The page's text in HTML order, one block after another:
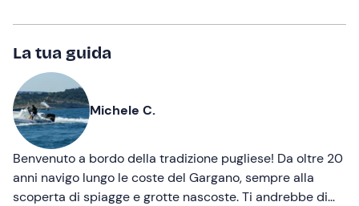
La tua guida
Michele C.
Benvenuto a bordo della tradizione pugliese! Da oltre 20
anni navigo lungo le coste del Gargano, sempre alla
scoperta di spiagge e grotte nascoste. Ti andrebbe di